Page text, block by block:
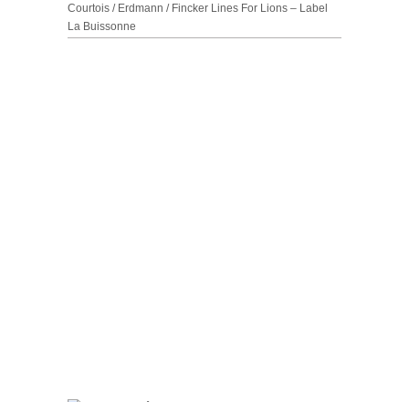
Courtois / Erdmann / Fincker Lines For Lions – Label
La Buissonne